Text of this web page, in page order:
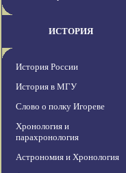
ИСТОРИЯ
История России
История в МГУ
Слово о полку Игореве
Хронология и
парахронология
Астрономия и Хронология